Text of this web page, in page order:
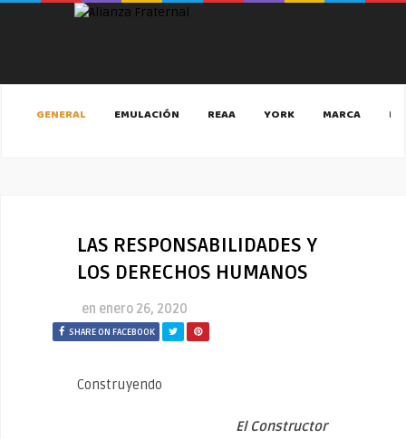
GENERAL EMULACIÓN REAA YORK MARCA
LAS RESPONSABILIDADES Y
LOS DERECHOS HUMANOS
en enero 26, 2020
SHARE ON FACEBOOK
Construyendo
El Constructor